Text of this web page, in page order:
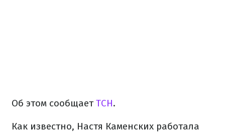
Об этом сообщаетТСН.
Как известно, Настя Каменских работала